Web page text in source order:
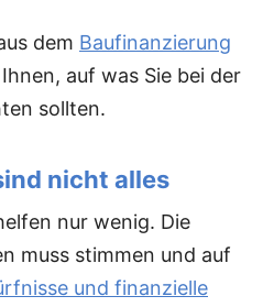
dem Baufinanzierung
auf was Sie bei der
sollten.
nicht alles
nur wenig. Die
muss stimmen und auf
und finanzielle